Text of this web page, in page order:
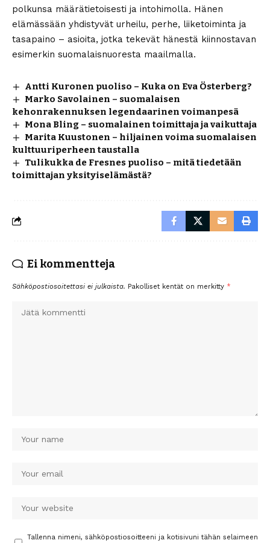
polkunsa määrätietoisesti ja intohimolla. Hänen
elämässään yhdistyvät urheilu, perhe, liiketoiminta ja
tasapaino – asioita, jotka tekevät hänestä kiinnostavan
esimerkin suomalaisnuoresta maailmalla.
Antti Kuronen puoliso – Kuka on Eva Österberg?
Marko Savolainen – suomalaisen
kehonrakennuksen legendaarinen voimanpesä
Mona Bling – suomalainen toimittaja ja vaikuttaja
Marita Kuustonen – hiljainen voima suomalaisen
kulttuuriperheen taustalla
Tulikukka de Fresnes puoliso – mitä tiedetään
toimittajan yksityiselämästä?
Ei kommentteja
Sähköpostiosoitettasi ei julkaista. Pakolliset kentät on merkitty *
Tallenna nimeni, sähköpostiosoitteeni ja kotisivuni tähän selaimeen